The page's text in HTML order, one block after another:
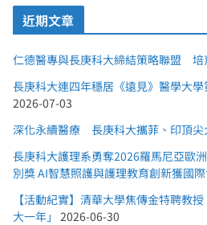
近期文章
仁德醫專與長庚科大締結策略聯盟 培
長庚科大連四年穩居《遠見》醫學大
2026-07-03
深化永續醫療 長庚科大攜菲、印頂尖
長庚科大護理系勇奪2026羅馬尼亞歐
別獎 AI智慧照護與護理教育創新獲國
【活動紀實】清華大學焦傳金特聘教
大一年」
2026-06-30